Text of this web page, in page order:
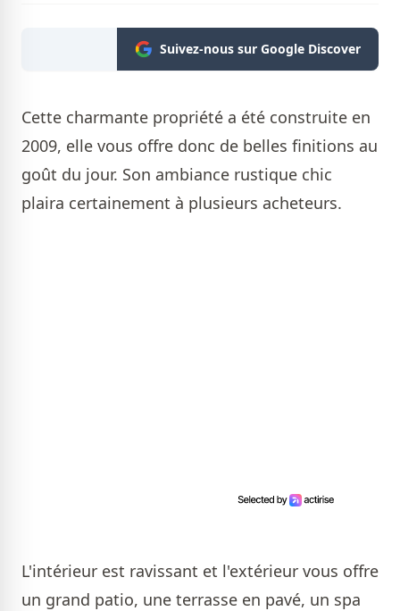
Suivez-nous sur Google Discover
Cette charmante propriété a été construite en
2009, elle vous offre donc de belles finitions au
goût du jour. Son ambiance rustique chic
plaira certainement à plusieurs acheteurs.
L'intérieur est ravissant et l'extérieur vous offre
un grand patio, une terrasse en pavé, un spa